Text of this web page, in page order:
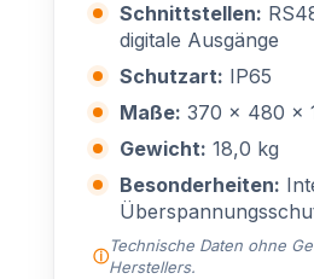
Schnittstellen:
digitale Ausgänge
Schutzart: IP65
Maße: 370 x 480 x
Gewicht: 18,0 kg
Besonderheiten:
Technische Daten ohne
Herstellers.